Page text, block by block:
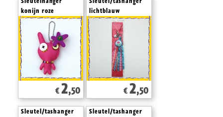
konijn roze
€ 2,50
lichtblauw
€ 2,50
Sleutel/tashanger
Sleutel/tashanger